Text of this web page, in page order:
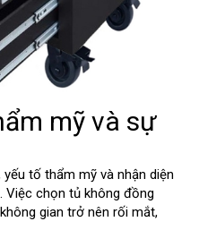
mỹ và sự
tố thẩm mỹ và nhận diện
Việc chọn tủ không đồng
gian trở nên rối mắt,